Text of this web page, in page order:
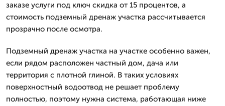
заказе услуги под ключ скидка от 15 процентов, а
стоимость подземный дренаж участка рассчитывается
прозрачно после осмотра.
Подземный дренаж участка на участке особенно важен,
если рядом расположен частный дом, дача или
территория с плотной глиной. В таких условиях
поверхностный водоотвод не решает проблему
полностью, поэтому нужна система, работающая ниже